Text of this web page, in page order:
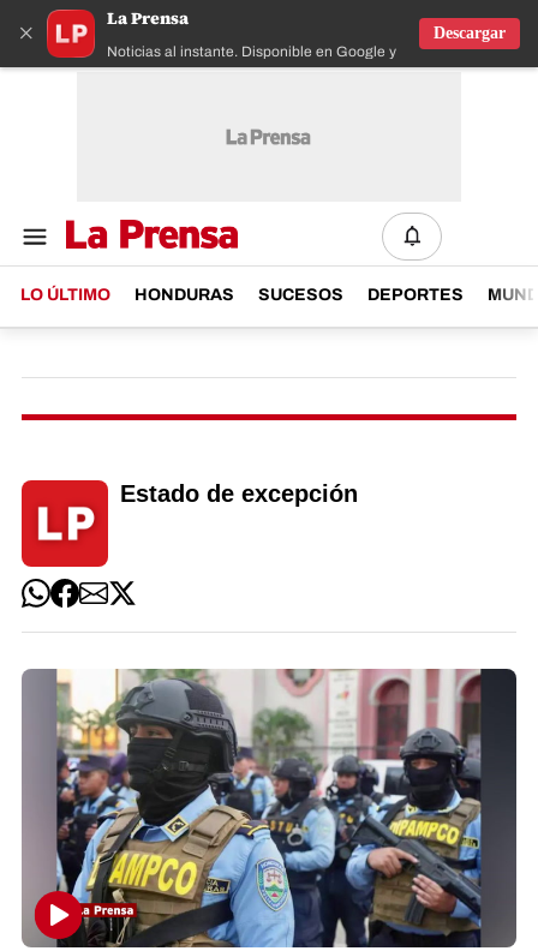
×
La Prensa
Noticias al instante. Disponible en Google y IOS
Descargar
LO ÚLTIMO HONDURAS SUCESOS DEPORTES
Estado de excepción